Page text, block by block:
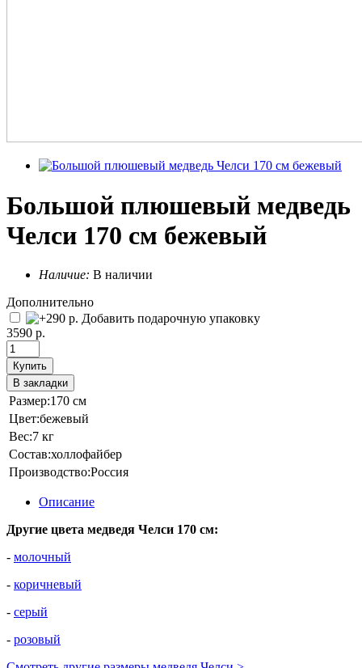
Большой плюшевый медведь
Челси 170 см бежевый
Наличие: В наличии
Дополнительно
Добавить подарочную упаковку
3590 р.
Купить
В закладки
Размер:170 см
Цвет:бежевый
Вес:7 кг
Состав:холлофайбер
Производство:Россия
Описание
Другие цвета медведя Челси 170 см:
- молочный
- коричневый
- серый
- розовый